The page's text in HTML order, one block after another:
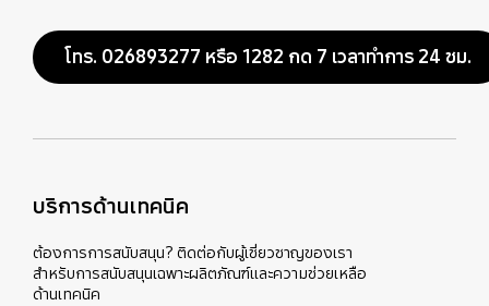
โทร. 026893277 หรือ 1282 กด 7 เวลาทำการ 24 ชม.
บริการด้านเทคนิค
ต้องการการสนับสนุน? ติดต่อกับผู้เชี่ยวชาญของเรา
สำหรับการสนับสนุนเฉพาะผลิตภัณฑ์และความช่วยเหลือ
ด้านเทคนิค